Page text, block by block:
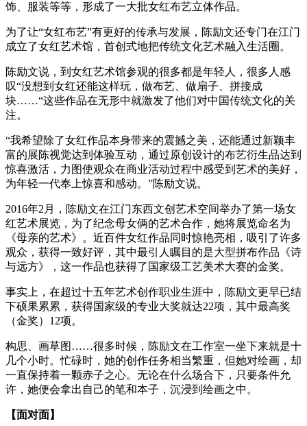
饰、服装等等，形成了一大批女红布艺立体作品。
为了让“女红布艺”有更好的传承与发展，陈励文还专门在江门
成立了女红艺术馆，首创式地把传统文化艺术融入生活圈。
陈励文说，到女红艺术馆参观的很多都是年轻人，很多人感
叹“没想到女红还能这样玩，做布艺、做扇子、拼接成
块……“这些作品在无形中就激发了他们对中国传统文化的关
注。
“我希望除了女红作品本身带来的震撼之美，还能通过新颖丰
富的展陈视觉达到体验互动，通过原创设计的布艺衍生品达到
惊喜激活，力图使观众在商业活动过程中感受到艺术的美好，
为年轻一代奉上惊喜和感动。”陈励文说。
2016年2月，陈励文在江门东西文创艺术空间举办了第一场女
红艺术展览，为了纪念母女俩的艺术合作，她将展览命名为
《母亲的艺术》。近百件女红作品同时惊艳亮相，吸引了许多
观众，获得一致好评，其中最引人瞩目的是大型拼布作品《诗
与远方》，这一作品也获得了国家级工艺美术大赛的金奖。
事实上，在超过十五年艺术创作职业生涯中，陈励文更早已结
下硕果累累，获得国家级的专业大奖就达22项，其中最高奖
（金奖）12项。
构思、画草图……很多时候，陈励文在工作室一坐下来就是十
几个小时。忙碌时，她的创作任务相当繁重，但她对绘画，却
一直保持着一颗赤子之心。无论在什么场合下，只要条件允
许，她便会拿出自己的笔和本子，沉浸到绘画之中。
【面对面】